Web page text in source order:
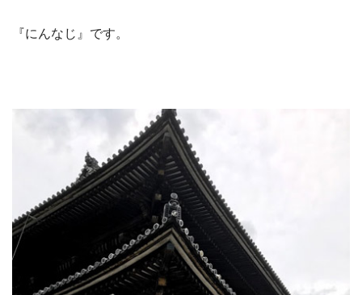
『にんなじ』です。